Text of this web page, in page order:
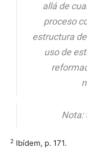
allá de
proceso
estructura
uso de
Nota:
2 Ibídem, p. 171.